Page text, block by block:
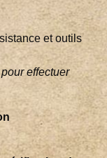
et outils
effectuer